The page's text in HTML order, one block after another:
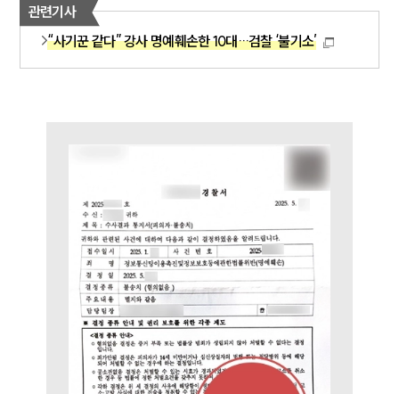
형사그룹 업무
전체
소식/자료
언론보도
공지사항
법률 블로그
법률서식
뉴스레터/브로슈어
세미나
대륜법률상담예약
관련기사
“사기꾼 같다” 강사 명예훼손한 10대…검찰 ‘불기소’